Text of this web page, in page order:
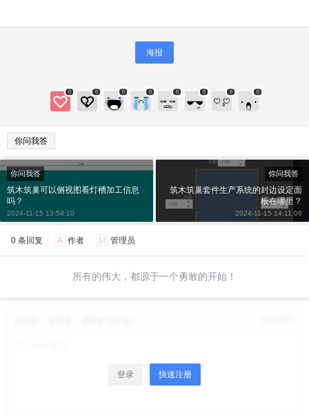
海报
0 0 0 0 0 0 0 0
你问我答
20 50
微信支付
立刻支付
你问我答
筑木筑巢可以侧视图看灯槽加工信息
吗？
2024-11-15 13:58:10
你问我答
筑木筑巢套件生产系统的封边设定面
板在哪里？
2024-11-15 14:11:06
0 条回复 A 作者 M 管理员
所有的伟大，都源于一个勇敢的开始！
登录 快速注册
忘记密码？找回 已有帐号？登录